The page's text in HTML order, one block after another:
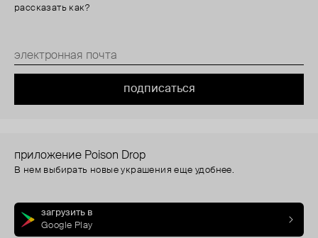
рассказать как?
подписаться
приложение Poison Drop
В нем выбирать новые украшения еще удобнее.
загрузить в
Google Play